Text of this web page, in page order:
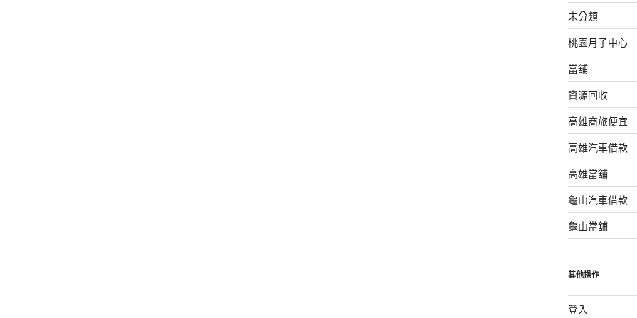
未分類
桃園月子中心
當舖
資源回收
高雄商旅便宜
高雄汽車借款
高雄當舖
龜山汽車借款
龜山當舖
其他操作
登入